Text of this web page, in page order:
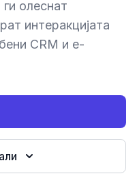
олеснат
интеракцијата
CRM и е-